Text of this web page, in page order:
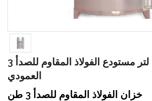
3 طن 3000 لتر مستودع الفولاذ المقاوم للصدأ
العمودي
خزان الفولاذ المقاوم للصدأ 3 طن